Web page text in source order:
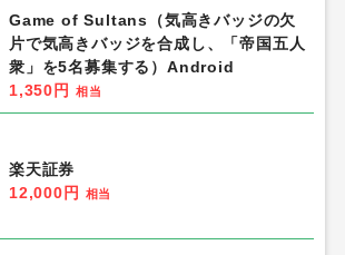
Game of Sultans（気高きバッジの欠
片で気高きバッジを合成し、「帝国五人
衆」を5名募集する）Android
1,350円
相当
楽天証券
12,000円
相当